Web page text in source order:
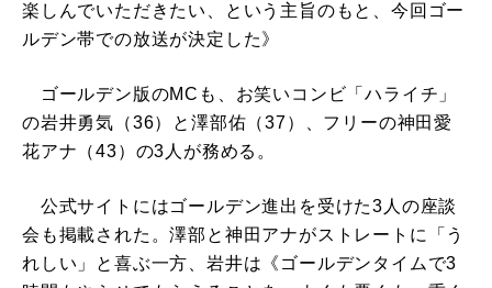
楽しんでいただきたい、という主旨のもと、今回ゴー
ルデン帯での放送が決定した》
ゴールデン版のMCも、お笑いコンビ「ハライチ」
の岩井勇気（36）と澤部佑（37）、フリーの神田愛
花アナ（43）の3人が務める。
公式サイトにはゴールデン進出を受けた3人の座談
会も掲載された。澤部と神田アナがストレートに「う
れしい」と喜ぶ一方、岩井は《ゴールデンタイムで3